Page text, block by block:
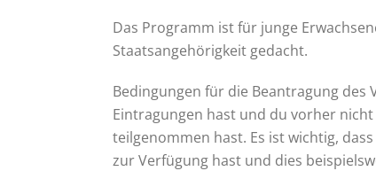
Das Programm ist für junge
Staatsangehörigkeit gedacht.
Bedingungen für die Beantragung des
Eintragungen hast und du vorher
teilgenommen hast. Es ist wichtig,
zur Verfügung hast und dies